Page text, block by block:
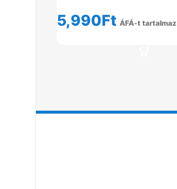
5,990Ft ÁFÁ-t tartalmaz